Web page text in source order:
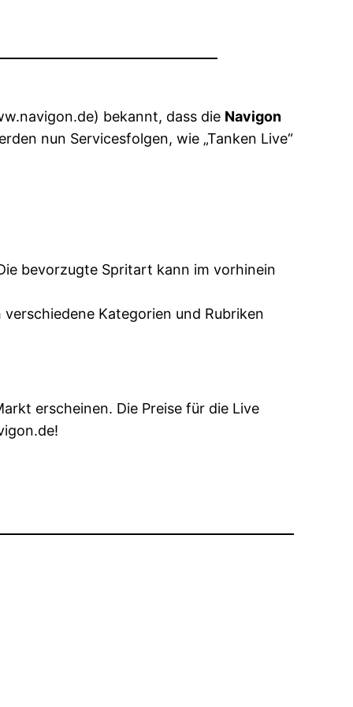
bekannt, dass die Navigon
nun Servicesfolgen, wie „Tanken Live“
bevorzugte Spritart kann im vorhinein
Kategorien und Rubriken
erscheinen. Die Preise für die Live